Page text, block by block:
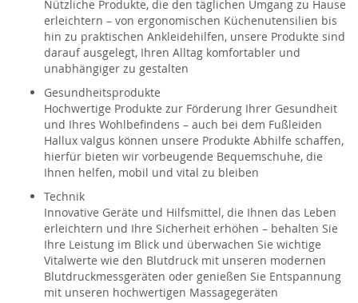
Nützliche Produkte, die den täglichen Umgang zu Hause
erleichtern – von ergonomischen Küchenutensilien bis
hin zu praktischen Ankleidehilfen, unsere Produkte sind
darauf ausgelegt, Ihren Alltag komfortabler und
unabhängiger zu gestalten
Gesundheitsprodukte
Hochwertige Produkte zur Förderung Ihrer Gesundheit
und Ihres Wohlbefindens – auch bei dem Fußleiden
Hallux valgus können unsere Produkte Abhilfe schaffen,
hierfür bieten wir vorbeugende Bequemschuhe, die
Ihnen helfen, mobil und vital zu bleiben
Technik
Innovative Geräte und Hilfsmittel, die Ihnen das Leben
erleichtern und Ihre Sicherheit erhöhen – behalten Sie
Ihre Leistung im Blick und überwachen Sie wichtige
Vitalwerte wie den Blutdruck mit unseren modernen
Blutdruckmessgeräten oder genießen Sie Entspannung
mit unseren hochwertigen Massagegeräten